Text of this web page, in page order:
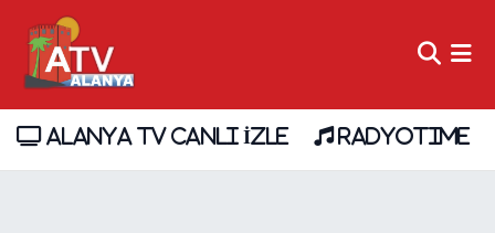
ALANYA TV CANLI İZLE RADYOTIME